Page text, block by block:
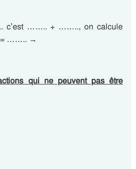
…….. + …….., on calcule
…….. →
qui ne peuvent pas être